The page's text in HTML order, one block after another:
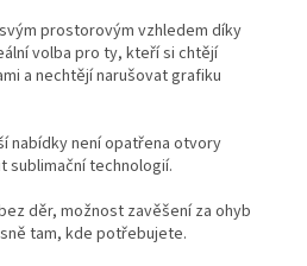
prostorovým vzhledem díky
volba pro ty, kteří si chtějí
a nechtějí narušovat grafiku
nabídky není opatřena otvory
sublimační technologií.
děr, možnost zavěšení za ohyb
tam, kde potřebujete.